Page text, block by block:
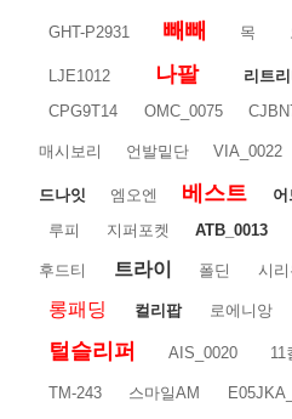
GHT-P2931 빼빼 목
LJE1012 나팔 리트리
CPG9T14
OMC_0075
매시보리 언발밑단 VIA_0022
드나잇 엠오엔 베스트
루피
지퍼포켓 ATB_0013
후드티 트라이 폴딘 시
롱패딩 컬리팝 로에니앙
털슬리퍼 AIS_0020 11
TM-243 스마일AM